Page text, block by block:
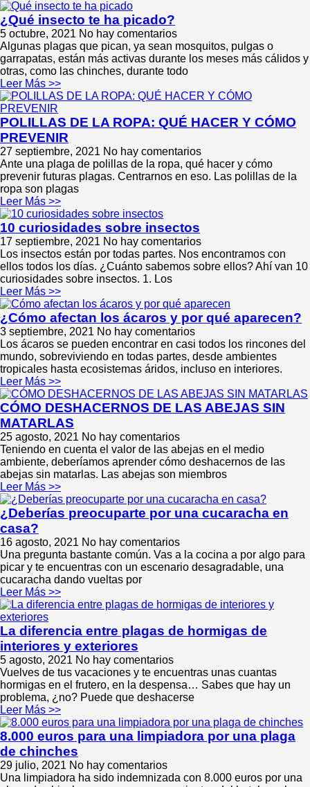
¿Qué insecto te ha picado?
5 octubre, 2021 No hay comentarios
Algunas plagas que pican, ya sean mosquitos, pulgas o
garrapatas, están más activas durante los meses más cálidos y
otras, como las chinches, durante todo
Leer Más >>
POLILLAS DE LA ROPA: QUÉ HACER Y CÓMO
PREVENIR
27 septiembre, 2021 No hay comentarios
Ante una plaga de polillas de la ropa, qué hacer y cómo
prevenir futuras plagas. Centrarnos en eso. Las polillas de la
ropa son plagas
Leer Más >>
10 curiosidades sobre insectos
17 septiembre, 2021 No hay comentarios
Los insectos están por todas partes. Nos encontramos con
ellos todos los días. ¿Cuánto sabemos sobre ellos? Ahí van 10
curiosidades sobre insectos. 1. Los
Leer Más >>
¿Cómo afectan los ácaros y por qué aparecen?
3 septiembre, 2021 No hay comentarios
Los ácaros se pueden encontrar en casi todos los rincones del
mundo, sobreviviendo en todas partes, desde ambientes
tropicales hasta ecosistemas áridos, incluso en interiores.
Leer Más >>
CÓMO DESHACERNOS DE LAS ABEJAS SIN
MATARLAS
25 agosto, 2021 No hay comentarios
Teniendo en cuenta el valor de las abejas en el medio
ambiente, deberíamos aprender cómo deshacernos de las
abejas sin matarlas. Las abejas son miembros
Leer Más >>
¿Deberías preocuparte por una cucaracha en
casa?
16 agosto, 2021 No hay comentarios
Una pregunta bastante común. Vas a la cocina a por algo para
picar y te encuentras con un escenario desagradable, una
cucaracha dando vueltas por
Leer Más >>
La diferencia entre plagas de hormigas de
interiores y exteriores
5 agosto, 2021 No hay comentarios
Vuelves de tus vacaciones y te encuentras unas cuantas
hormigas en el frutero, en la despensa… Sabes que hay un
problema, ¿no? Puede que deshacerse
Leer Más >>
8.000 euros para una limpiadora por una plaga
de chinches
29 julio, 2021 No hay comentarios
Una limpiadora ha sido indemnizada con 8.000 euros por una